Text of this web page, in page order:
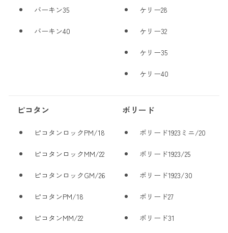
バーキン35
バーキン40
ケリー28
ケリー32
ケリー35
ケリー40
ピコタン
ピコタンロックPM/18
ピコタンロックMM/22
ピコタンロックGM/26
ピコタンPM/18
ピコタンMM/22
ボリード
ボリード1923ミニ/20
ボリード1923/25
ボリード1923/30
ボリード27
ボリード31